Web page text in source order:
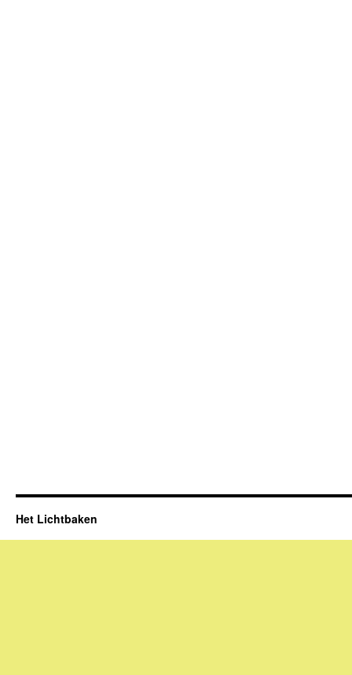
Het Lichtbaken